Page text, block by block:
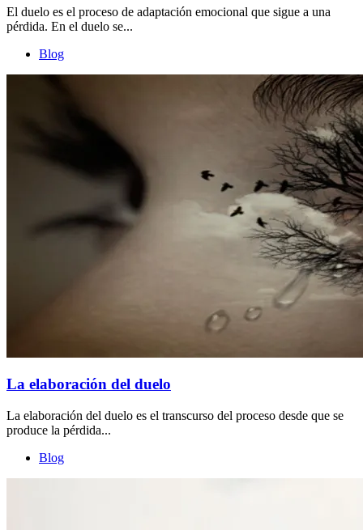
El duelo es el proceso de adaptación emocional que sigue a una
pérdida. En el duelo se...
Blog
La elaboración del duelo
La elaboración del duelo es el transcurso del proceso desde que se
produce la pérdida...
Blog